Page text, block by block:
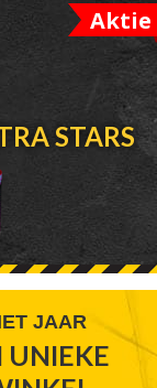
Aktie
STARS
JAAR
UNIEKE